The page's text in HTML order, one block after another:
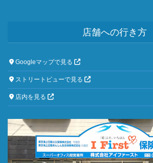
店舗への行き方
Googleマップで見る
ストリートビューで見る
店内を見る